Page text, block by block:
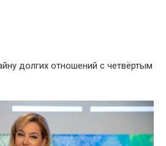
долгих отношений с четвёртым